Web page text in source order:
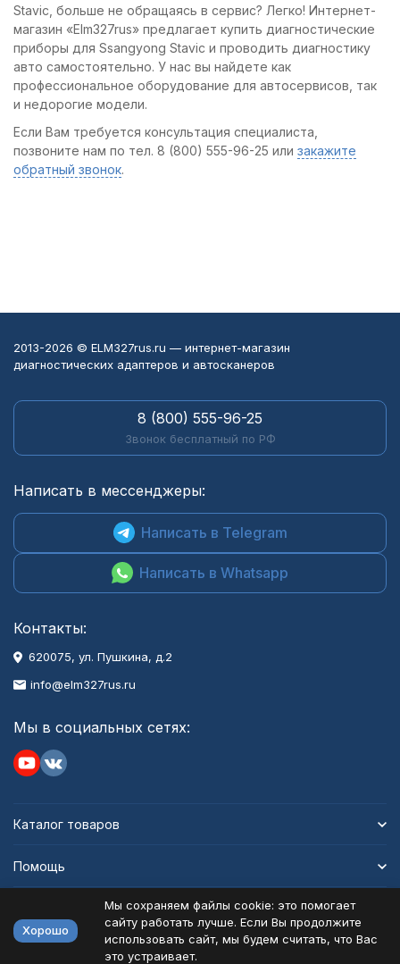
Stavic, больше не обращаясь в сервис? Легко! Интернет-
магазин «Elm327rus» предлагает купить диагностические
приборы для Ssangyong Stavic и проводить диагностику
авто самостоятельно. У нас вы найдете как
профессиональное оборудование для автосервисов, так
и недорогие модели.
Если Вам требуется консультация специалиста,
позвоните нам по тел. 8 (800) 555-96-25 или закажите
обратный звонок.
2013-2026 © ELM327rus.ru — интернет-магазин
диагностических адаптеров и автосканеров
8 (800) 555-96-25
Звонок бесплатный по РФ
Написать в мессенджеры:
Написать в Telegram
Написать в Whatsapp
Контакты:
620075, ул. Пушкина, д.2
info@elm327rus.ru
Мы в социальных сетях:
Каталог товаров
Помощь
Хорошо
Мы сохраняем файлы cookie: это помогает
сайту работать лучше. Если Вы продолжите
использовать сайт, мы будем считать, что Вас
это устраивает.